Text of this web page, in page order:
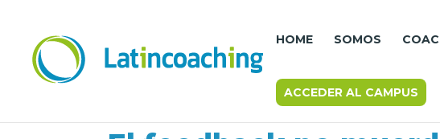
HOME SOMOS
ACCEDER AL CAMPUS